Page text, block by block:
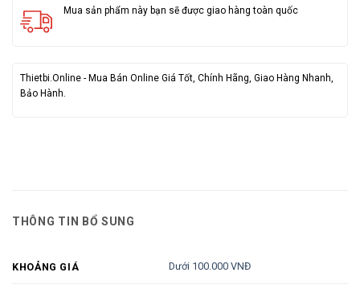
Mua sản phẩm này bạn sẽ được giao hàng toàn quốc
Thietbi.Online - Mua Bán Online Giá Tốt, Chính Hãng, Giao Hàng Nhanh,
Bảo Hành.
THÔNG TIN BỔ SUNG
KHOẢNG GIÁ Dưới 100.000 VNĐ